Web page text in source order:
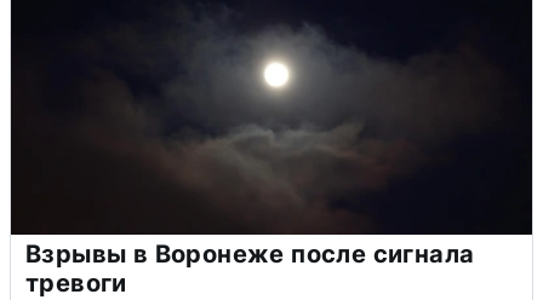
Взрывы в Воронеже после сигнала
тревоги